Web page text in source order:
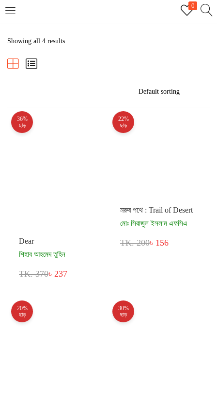
0
REGISTER
Showing all 4 results
36%
ছাড়
Dear
শিহাব আহমেদ তুহিন
TK. 370৳ 237
22%
ছাড়
মরুর পথে : Trail of Desert
মোঃ সিরাজুল ইসলাম এফসিএ
TK. 200৳ 156
20%
ছাড়
30%
ছাড়